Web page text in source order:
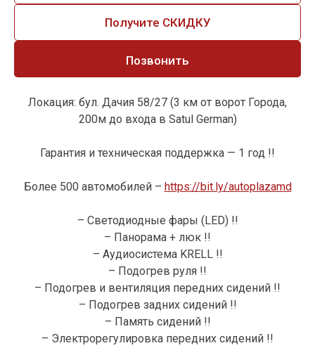
Получите СКИДКУ
Позвонить
Локация: бул. Дачия 58/27 (3 км от ворот Города,
200м до входа в Satul German)
Гарантия и техническая поддержка — 1 год !!
Более 500 автомобилей – https://bit.ly/autoplazamd
– Светодиодные фары (LED) !!
– Панорама + люк !!
– Аудиосистема KRELL !!
– Подогрев руля !!
– Подогрев и вентиляция передних сидений !!
– Подогрев задних сидений !!
– Память сидений !!
– Электрорегулировка передних сидений !!